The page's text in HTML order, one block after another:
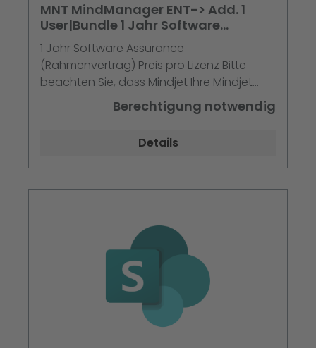
MNT MindManager ENT-> Add. 1
User|Bundle 1 Jahr Software
Assurance (Rahmenvertra
1 Jahr Software Assurance
(Rahmenvertrag) Preis pro Lizenz Bitte
beachten Sie, dass Mindjet Ihre Mindjet
Software Assurance automatisch um
jeweils ein Jahr verlängert und Ihnen eine
der Laufzeit in Rechnung gestellt wird.
Wenn Sie dies nicht wünschen, müssen Sie
keine Verlängerung wünschen.
Berechtigung notwendig
Details